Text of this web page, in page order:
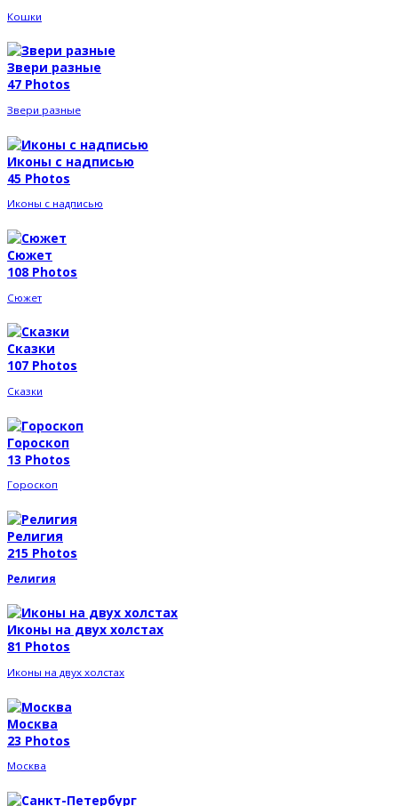
Кошки
Звери разные
47 Photos
Звери разные
Иконы с надписью
45 Photos
Иконы с надписью
Сюжет
108 Photos
Сюжет
Сказки
107 Photos
Сказки
Гороскоп
13 Photos
Гороскоп
Религия
215 Photos
Религия
Иконы на двух холстах
81 Photos
Иконы на двух холстах
Москва
23 Photos
Москва